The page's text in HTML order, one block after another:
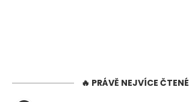
🔥 PRÁVĚ NEJVÍCE ČTENÉ